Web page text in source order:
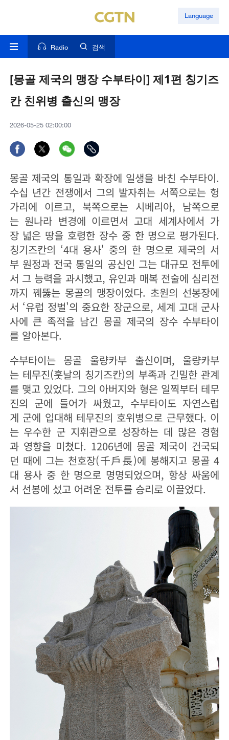
Language
Radio 검색
[몽골 제국의 맹장 수부타이] 제1편 칭기즈
칸 친위병 출신의 맹장
2026-05-25 02:00:00
몽골 제국의 통일과 확장에 일생을 바친 수부타이.
수십 년간 전쟁에서 그의 발자취는 서쪽으로는 헝
가리에 이르고, 북쪽으로는 시베리아, 남쪽으로
는 원나라 변경에 이르면서 고대 세계사에서 가
장 넓은 땅을 호령한 장수 중 한 명으로 평가된다.
칭기즈칸의 ‘4대 용사' 중의 한 명으로 제국의 서
부 원정과 전국 통일의 공신인 그는 대규모 전투에
서 그 능력을 과시했고, 유인과 매복 전술에 심리전
까지 꿰뚫는 몽골의 맹장이었다. 초원의 선봉장에
서 ‘유럽 정벌'의 중요한 장군으로, 세계 고대 군사
사에 큰 족적을 남긴 몽골 제국의 장수 수부타이
를 알아본다.
수부타이는 몽골 울량카부 출신이며, 울량카부
는 테무진(훗날의 칭기즈칸)의 부족과 긴밀한 관계
를 맺고 있었다. 그의 아버지와 형은 일찍부터 테무
진의 군에 들어가 싸웠고, 수부타이도 자연스럽
게 군에 입대해 테무진의 호위병으로 근무했다. 이
는 우수한 군 지휘관으로 성장하는 데 많은 경험
과 영향을 미쳤다. 1206년에 몽골 제국이 건국되
던 때에 그는 천호장(千戶長)에 봉해지고 몽골 4
대 용사 중 한 명으로 명명되었으며, 항상 싸움에
서 선봉에 섰고 어려운 전투를 승리로 이끌었다.